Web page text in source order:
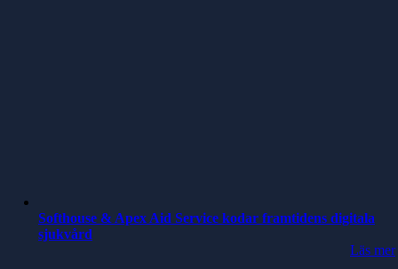
Softhouse & Apex Aid Service kodar framtidens digitala
sjukvård
Läs mer